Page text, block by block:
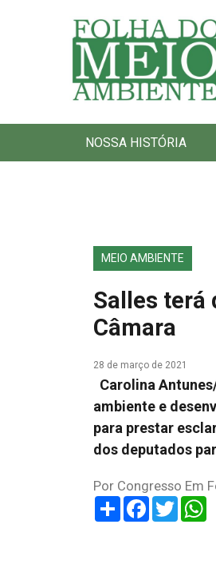
Folha do Meio Ambiente
NOSSA HISTÓRIA
MEIO AMBIENTE
Salles terá
Câmara
28 de março de 2021
Carolina
ambiente e
para prestar
dos deputados
Por Congresso Em
ShareFacebook
Twitter